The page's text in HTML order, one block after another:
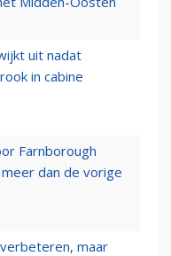
uit nadat
in cabine
Farnborough
dan de vorige
maar